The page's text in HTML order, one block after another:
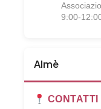
9:00-
Almè
CONTATTI